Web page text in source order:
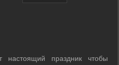
праздник чтобы